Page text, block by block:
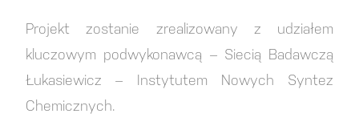
Projekt zostanie zrealizowany z udziałem
kluczowym podwykonawcą – Siecią Badawczą
Łukasiewicz – Instytutem Nowych Syntez
Chemicznych.